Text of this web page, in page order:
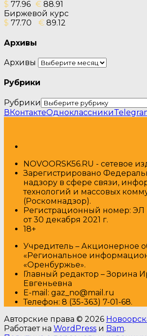
$ 77.96 € 88.91
Биржевой курс
$ 77.70 € 89.12
Архивы
Архивы
Рубрики
Рубрики
ВКонтактеОдноклассники
NOVOORSK56.RU - сетевое
Зарегистрировано
надзору в сфере связи,
технологий и массовых
(Роскомнадзор).
Регистрационный номер:
от 30 декабря 2021 г.
18+
Учредитель – Акционерное
«Региональное
«Оренбуржье».
Главный редактор – Зорина
Евгеньевна
E-mail: gaz_no@mail.ru
Телефон: 8 (35-363) 7-01-68.
Авторские права © 2026
Работает на WordPress и Bam.